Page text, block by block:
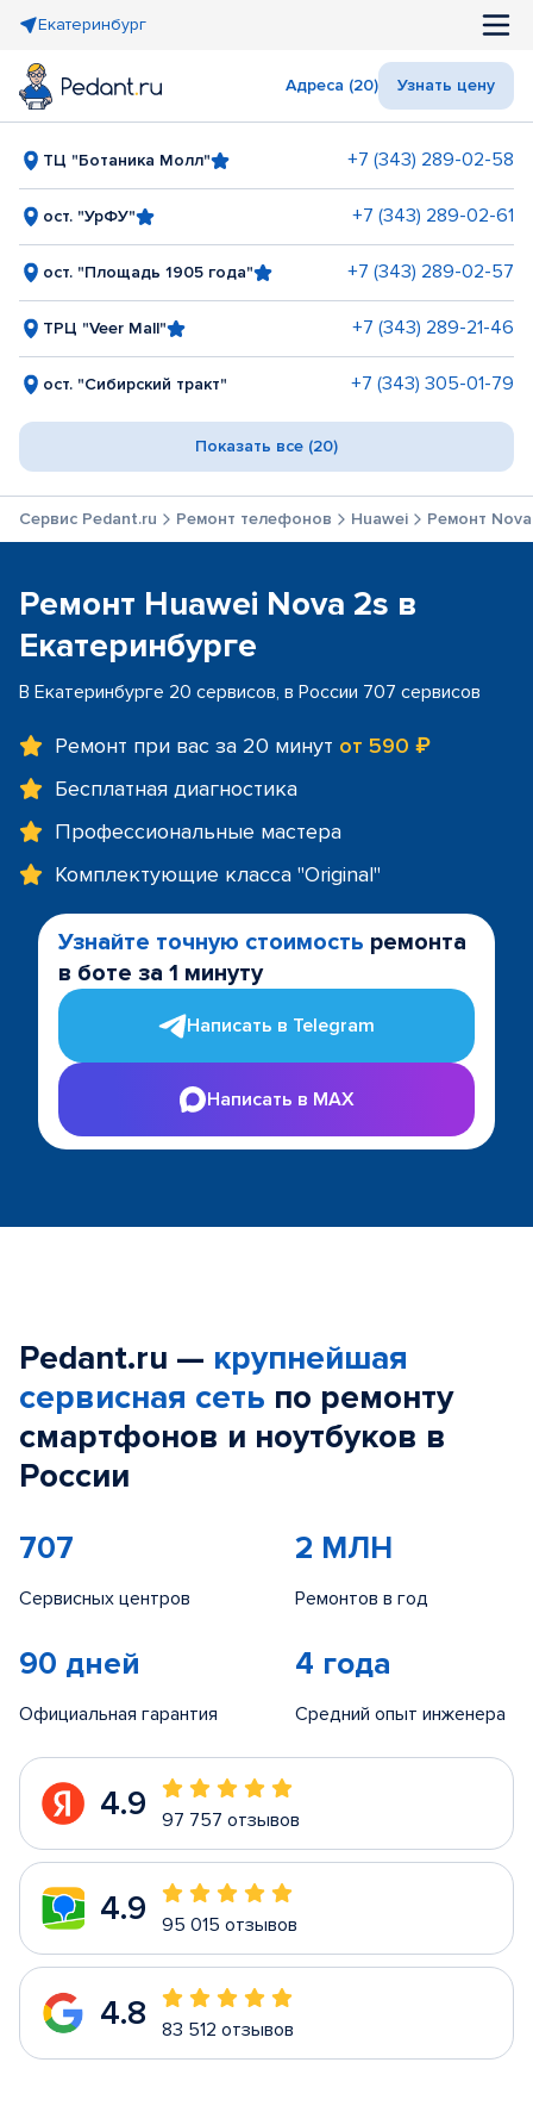
Екатеринбург
Адреса (20) Узнать цену
ТЦ "Ботаника Молл" +7 (343) 289-02-58
ост. "УрФУ" +7 (343) 289-02-61
ост. "Площадь 1905 года" +7 (343) 289-02-57
ТРЦ "Veer Mall" +7 (343) 289-21-46
ост. "Сибирский тракт" +7 (343) 305-01-79
Показать все (20)
Сервис Pedant.ru Ремонт телефонов Huawei Ремонт
Ремонт Huawei Nova 2s в
Екатеринбурге
В Екатеринбурге 20 сервисов, в России 707 сервисов
Ремонт при вас за 20 минут от 590 ₽
Бесплатная диагностика
Профессиональные мастера
Комплектующие класса "Original"
Узнайте точную стоимость ремонта
в боте за 1 минуту
Написать в Telegram
Написать в MAX
Pedant.ru — крупнейшая
сервисная сеть по ремонту
смартфонов и ноутбуков в
России
707
Сервисных центров
2 МЛН
Ремонтов в год
90 дней
Официальная гарантия
4 года
Средний опыт инженера
4.9 97 757 отзывов
4.9 95 015 отзывов
4.8 83 512 отзывов